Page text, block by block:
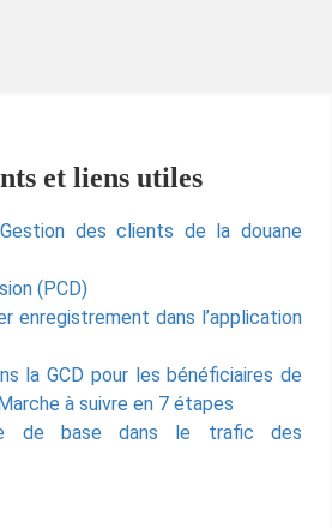
et liens utiles
des clients de la douane
(PCD)
enregistrement dans l’application
la GCD pour les bénéficiaires de
à suivre en 7 étapes
de base dans le trafic des